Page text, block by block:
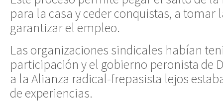
para la casa y ceder conquistas, a tomar
garantizar el empleo.
Las organizaciones sindicales habían
participación y el gobierno peronista de
a la Alianza radical-frepasista lejos
de experiencias.